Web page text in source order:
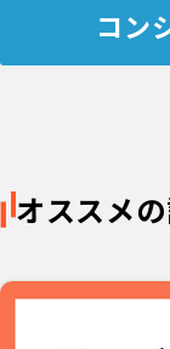
コン
オススメ